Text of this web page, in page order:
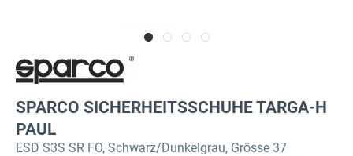
SPARCO SICHERHEITSSCHUHE TARGA-H
PAUL
ESD S3S SR FO, Schwarz/Dunkelgrau, Grösse 37